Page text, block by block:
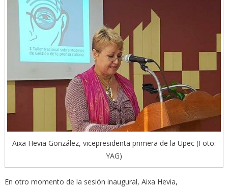
Aixa Hevia González, vicepresidenta primera de la Upec (Foto:
YAG)
En otro momento de la sesión inaugural, Aixa Hevia,